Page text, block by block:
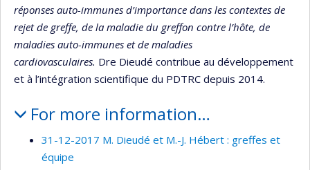
réponses auto-immunes d’importance dans les contextes de
rejet de greffe, de la maladie du greffon contre l’hôte, de
maladies auto-immunes et de maladies
cardiovasculaires. Dre Dieudé contribue au développement
et à l’intégration scientifique du PDTRC depuis 2014.
For more information…
31-12-2017 M. Dieudé et M.-J. Hébert : greffes et
équipe